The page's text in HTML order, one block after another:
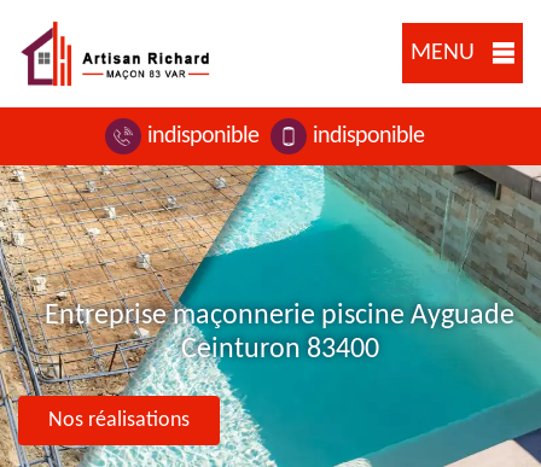
MENU
indisponible indisponible
Entreprise maçonnerie piscine Ayguade
Ceinturon 83400
Nos réalisations